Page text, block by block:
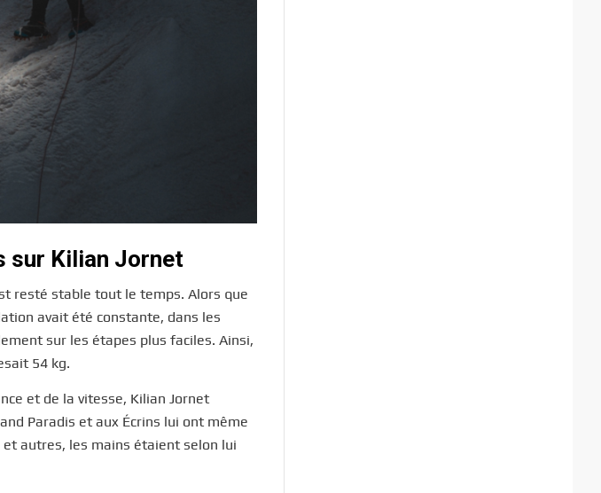
sur Kilian Jornet
resté stable tout le temps. Alors que
avait été constante, dans les
sur les étapes plus faciles. Ainsi,
54 kg.
et de la vitesse, Kilian Jornet
Paradis et aux Écrins lui ont même
et autres, les mains étaient selon lui